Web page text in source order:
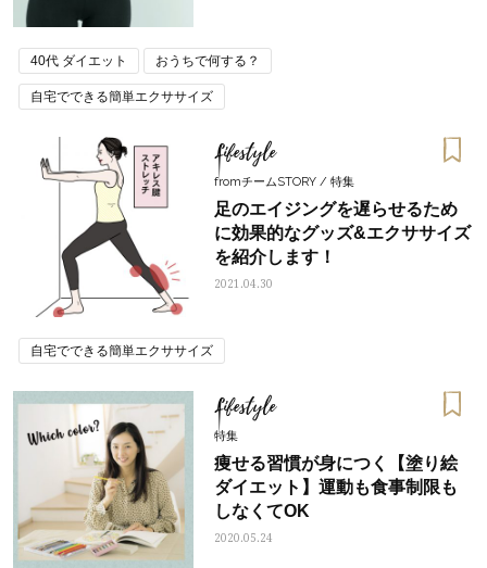
40代 ダイエット おうちで何する？
自宅でできる簡単エクササイズ
Lifestyle
fromチームSTORY / 特集
足のエイジングを遅らせるため
に効果的なグッズ&エクササイズ
を紹介します！
2021.04.30
自宅でできる簡単エクササイズ
Lifestyle
特集
痩せる習慣が身につく【塗り絵
ダイエット】運動も食事制限も
しなくてOK
2020.05.24